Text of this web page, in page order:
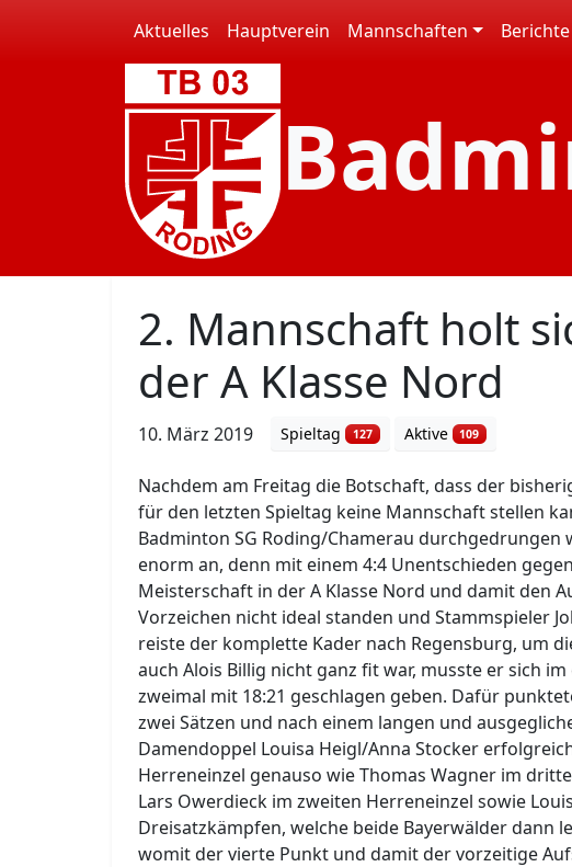
Aktuelles Hauptverein Mannschaften Berichte
2. Mannschaft holt
der A Klasse Nord
10. März 2019 Spieltag 127 Aktive 109
Nachdem am Freitag die Botschaft, dass der
für den letzten Spieltag keine Mannschaft stellen
Badminton SG Roding/Chamerau
enorm an, denn mit einem 4:4 Unentschieden
Meisterschaft in der A Klasse Nord und damit den
Vorzeichen nicht ideal standen und Stammspieler
reiste der komplette Kader nach Regensburg, um
auch Alois Billig nicht ganz fit war, musste er sich
zweimal mit 18:21 geschlagen geben. Dafür
zwei Sätzen und nach einem langen und
Damendoppel Louisa Heigl/Anna Stocker
Herreneinzel genauso wie Thomas Wagner im
Lars Owerdieck im zweiten Herreneinzel sowie
Dreisatzkämpfen, welche beide Bayerwälder dann
womit der vierte Punkt und damit der vorzeitige